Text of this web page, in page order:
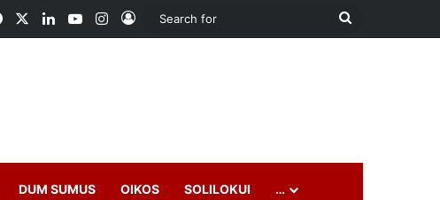
FacebookLinkedInYouTubeInstagram
Log In
Search
DUM SUMUS OIKOS SOLILOKUI …